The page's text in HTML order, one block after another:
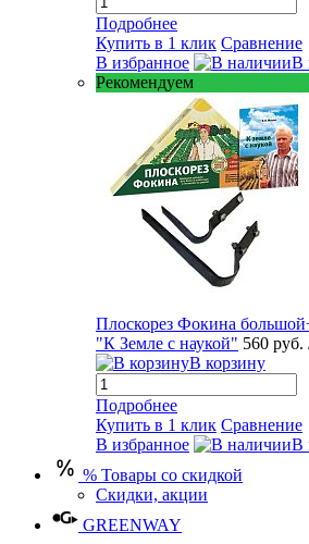
Подробнее
Купить в 1 клик Сравнение
В избранное
В
Рекомендуем
Плоскорез Фокина
"К Земле с наукой" 560 руб.
В корзину
Подробнее
Купить в 1 клик Сравнение
В избранное
В
% Товары со скидкой
Скидки, акции
GREENWAY